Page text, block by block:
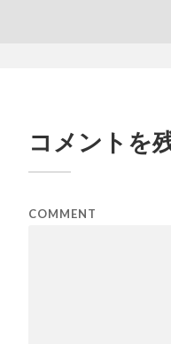
コメントを
COMMENT